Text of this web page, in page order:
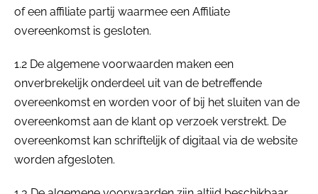
of een affiliate partij waarmee een Affiliate
overeenkomst is gesloten.
1.2 De algemene voorwaarden maken een
onverbrekelijk onderdeel uit van de betreffende
overeenkomst en worden voor of bij het sluiten van de
overeenkomst aan de klant op verzoek verstrekt. De
overeenkomst kan schriftelijk of digitaal via de website
worden afgesloten.